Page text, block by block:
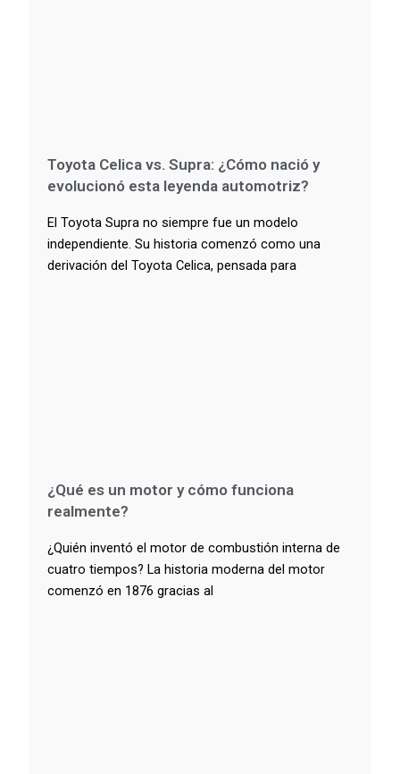
Toyota Celica vs. Supra: ¿Cómo nació y
evolucionó esta leyenda automotriz?
El Toyota Supra no siempre fue un modelo
independiente. Su historia comenzó como una
derivación del Toyota Celica, pensada para
¿Qué es un motor y cómo funciona
realmente?
¿Quién inventó el motor de combustión interna de
cuatro tiempos? La historia moderna del motor
comenzó en 1876 gracias al